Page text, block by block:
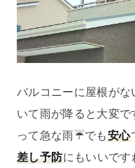
バルコニーに屋根が
いて雨が降ると大変
って急な雨☔でも安心
差し予防にもいいです